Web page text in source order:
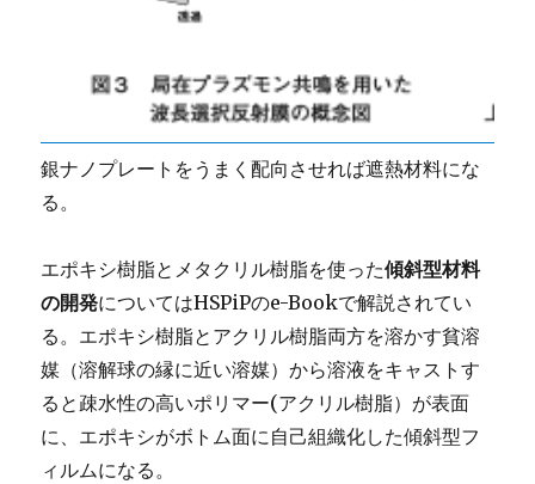
銀ナノプレートをうまく配向させれば遮熱材料にな
る。
エポキシ樹脂とメタクリル樹脂を使った傾斜型材料
の開発についてはHSPiPのe-Bookで解説されてい
る。エポキシ樹脂とアクリル樹脂両方を溶かす貧溶
媒（溶解球の縁に近い溶媒）から溶液をキャストす
ると疎水性の高いポリマー(アクリル樹脂）が表面
に、エポキシがボトム面に自己組織化した傾斜型フ
ィルムになる。